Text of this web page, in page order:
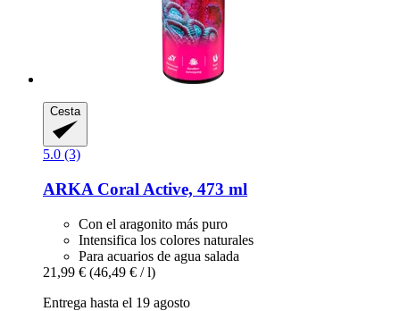
Cesta
5.0 (3)
ARKA Coral Active, 473 ml
Con el aragonito más puro
Intensifica los colores naturales
Para acuarios de agua salada
21,99 € (46,49 € / l)
Entrega hasta el 19 agosto